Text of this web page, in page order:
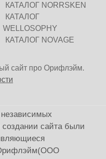
КАТАЛОГ NORRSKEN
КАТАЛОГ
WELLOSOPHY
КАТАЛОГ NOVAGE
сайт про Орифлэйм.
создании сайта были
Орифлэйм(ООО